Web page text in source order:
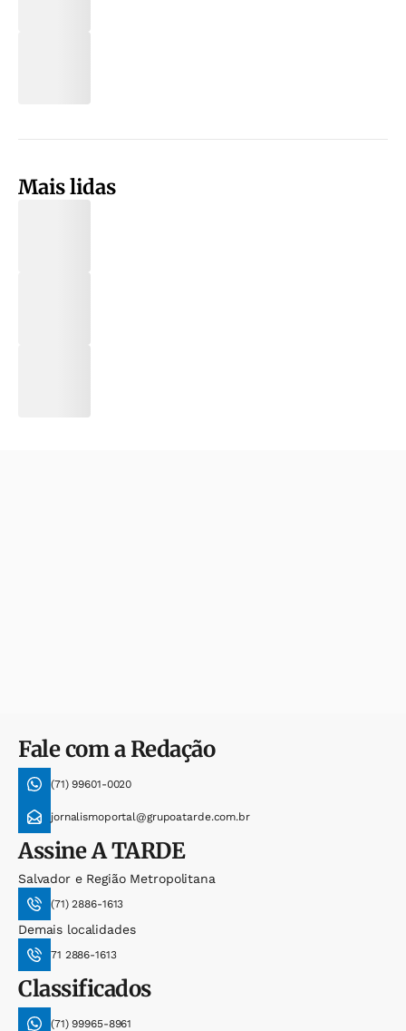
Mais lidas
Fale com a Redação
(71) 99601-0020
jornalismoportal@grupoatarde.com.br
AssineA TARDE
Salvador e Região Metropolitana
(71) 2886-1613
Demais localidades
71 2886-1613
Classificados
(71) 99965-8961